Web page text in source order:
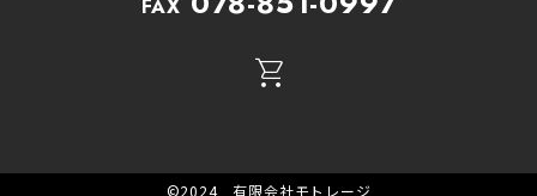
FAX
©2024 有限会社モトレージ